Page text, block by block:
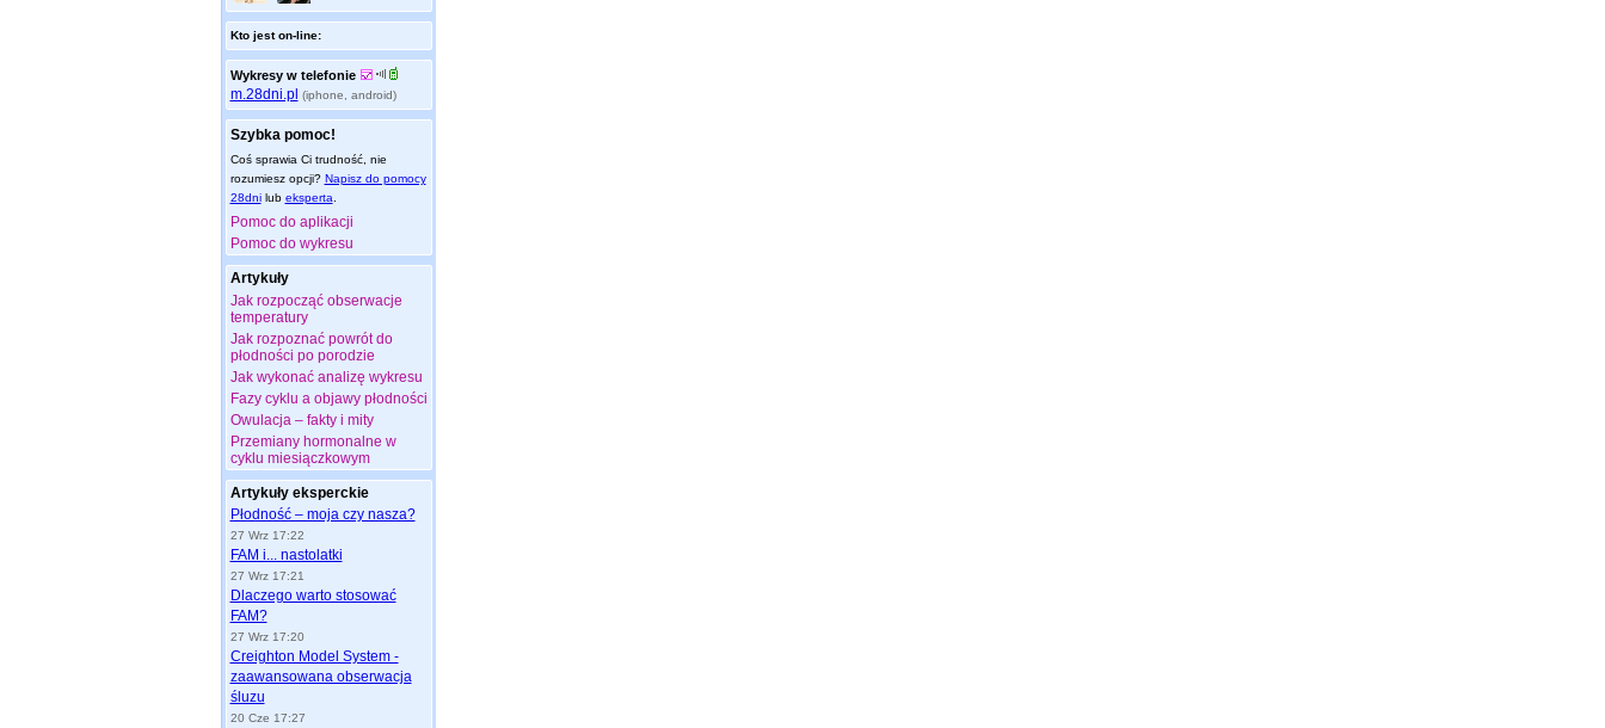
Kto jest on-line:
Wykresy w telefonie
m.28dni.pl (iphone, android)
Szybka pomoc!
Coś sprawia Ci trudność, nie
rozumiesz opcji? Napisz do pomocy
28dnilub eksperta
Pomoc do aplikacji
Pomoc do wykresu
Artykuły
Jak rozpocząć obserwacje
temperatury
Jak rozpoznać powrót do
płodności po porodzie
Jak wykonać analizę wykresu
Fazy cyklu a objawy płodności
Owulacja – fakty i mity
Przemiany hormonalne w
cyklu miesiączkowym
Artykuły eksperckie
Płodność – moja czy nasza?
27 Wrz 17:22
FAM i... nastolatki
27 Wrz 17:21
Dlaczego warto stosować
FAM?
27 Wrz 17:20
Creighton Model System -
zaawansowana obserwacja
śluzu
20 Cze 17:27